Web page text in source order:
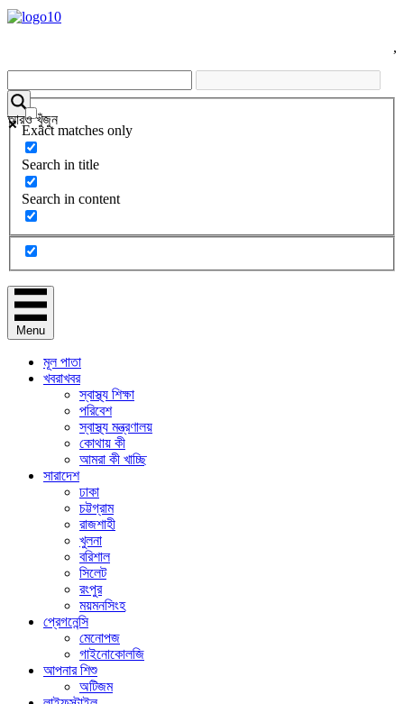
,
আরও খুঁজুন
Exact matches only
Search in title
Search in content
Menu
মূল পাতা
খবরাখবর
স্বাস্থ্য শিক্ষা
পরিবেশ
স্বাস্থ্য মন্ত্রণালয়
কোথায় কী
আমরা কী খাচ্ছি
সারাদেশ
ঢাকা
চট্টগ্রাম
রাজশাহী
খুলনা
বরিশাল
সিলেট
রংপুর
ময়মনসিংহ
প্রেগনেন্সি
মেনোপজ
গাইনোকোলজি
আপনার শিশু
অটিজম